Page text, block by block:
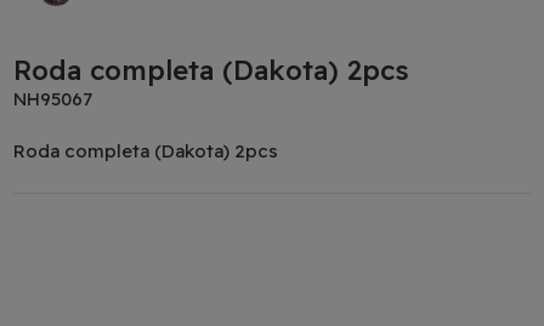
Roda completa (Dakota) 2pcs
NH95067
Roda completa (Dakota) 2pcs